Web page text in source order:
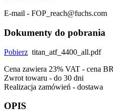
E-mail - FOP_reach@fuchs.com
Dokumenty do pobrania
Pobierz titan_atf_4400_all.pdf
Cena zawiera 23% VAT - cena
Zwrot towaru - do 30 dni
Realizacja zamówień - dostawa
OPIS